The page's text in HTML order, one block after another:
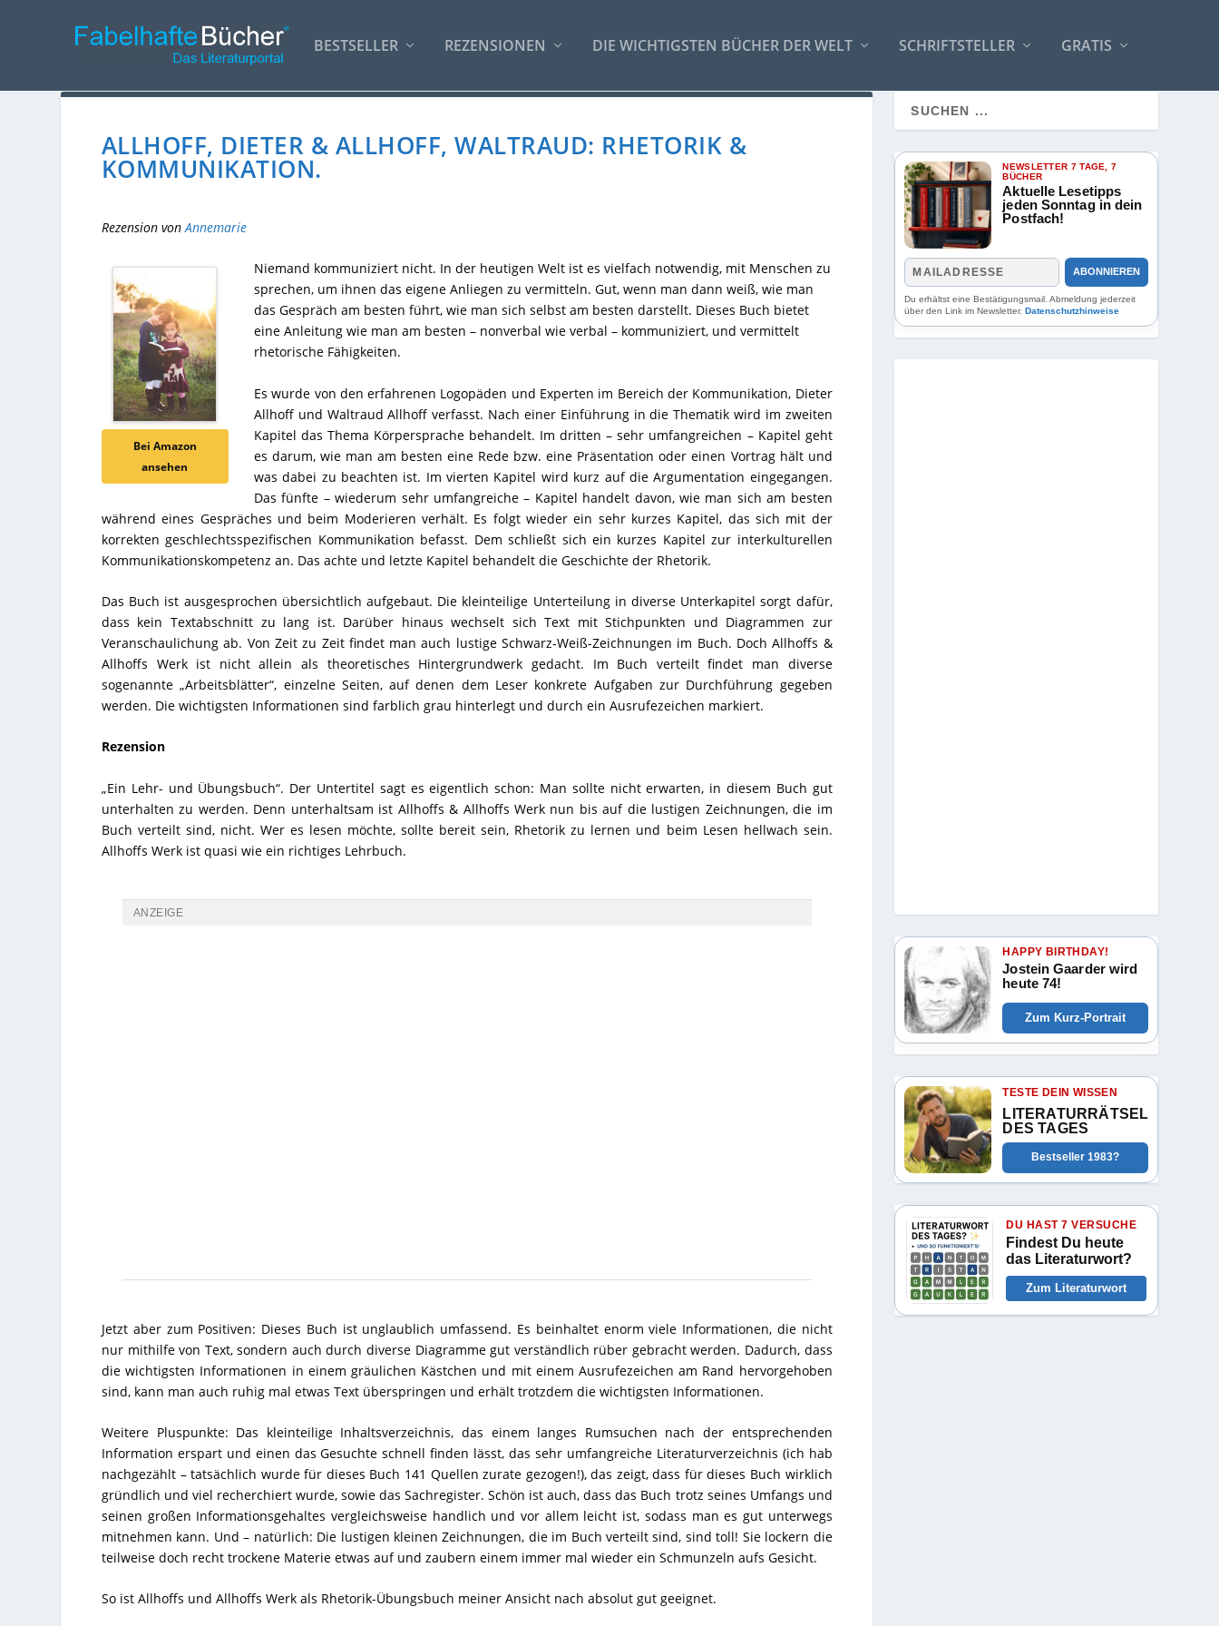
BESTSELLER REZENSIONEN DIE WICHTIGSTEN BÜCHER DER WELT SCHRIFTSTELLER GRATIS
ALLHOFF, DIETER & ALLHOFF, WALTRAUD: RHETORIK &
KOMMUNIKATION.
Rezension von Annemarie
Bei Amazon
ansehen
Niemand kommuniziert nicht. In der heutigen Welt ist es vielfach notwendig, mit Menschen zu
sprechen, um ihnen das eigene Anliegen zu vermitteln. Gut, wenn man dann weiß, wie man
das Gespräch am besten führt, wie man sich selbst am besten darstellt. Dieses Buch bietet
eine Anleitung wie man am besten – nonverbal wie verbal – kommuniziert, und vermittelt
rhetorische Fähigkeiten.
Es wurde von den erfahrenen Logopäden und Experten im Bereich der Kommunikation, Dieter
Allhoff und Waltraud Allhoff verfasst. Nach einer Einführung in die Thematik wird im zweiten
Kapitel das Thema Körpersprache behandelt. Im dritten – sehr umfangreichen – Kapitel geht
es darum, wie man am besten eine Rede bzw. eine Präsentation oder einen Vortrag hält und
was dabei zu beachten ist. Im vierten Kapitel wird kurz auf die Argumentation eingegangen.
Das fünfte – wiederum sehr umfangreiche – Kapitel handelt davon, wie man sich am besten
während eines Gespräches und beim Moderieren verhält. Es folgt wieder ein sehr kurzes Kapitel, das sich mit der
korrekten geschlechtsspezifischen Kommunikation befasst. Dem schließt sich ein kurzes Kapitel zur interkulturellen
Kommunikationskompetenz an. Das achte und letzte Kapitel behandelt die Geschichte der Rhetorik.
Das Buch ist ausgesprochen übersichtlich aufgebaut. Die kleinteilige Unterteilung in diverse Unterkapitel sorgt dafür,
dass kein Textabschnitt zu lang ist. Darüber hinaus wechselt sich Text mit Stichpunkten und Diagrammen zur
Veranschaulichung ab. Von Zeit zu Zeit findet man auch lustige Schwarz-Weiß-Zeichnungen im Buch. Doch Allhoffs &
Allhoffs Werk ist nicht allein als theoretisches Hintergrundwerk gedacht. Im Buch verteilt findet man diverse
sogenannte „Arbeitsblätter“, einzelne Seiten, auf denen dem Leser konkrete Aufgaben zur Durchführung gegeben
werden. Die wichtigsten Informationen sind farblich grau hinterlegt und durch ein Ausrufezeichen markiert.
Rezension
„Ein Lehr- und Übungsbuch“. Der Untertitel sagt es eigentlich schon: Man sollte nicht erwarten, in diesem Buch gut
unterhalten zu werden. Denn unterhaltsam ist Allhoffs & Allhoffs Werk nun bis auf die lustigen Zeichnungen, die im
Buch verteilt sind, nicht. Wer es lesen möchte, sollte bereit sein, Rhetorik zu lernen und beim Lesen hellwach sein.
Allhoffs Werk ist quasi wie ein richtiges Lehrbuch.
ANZEIGE
Jetzt aber zum Positiven: Dieses Buch ist unglaublich umfassend. Es beinhaltet enorm viele Informationen, die nicht
nur mithilfe von Text, sondern auch durch diverse Diagramme gut verständlich rüber gebracht werden. Dadurch, dass
die wichtigsten Informationen in einem gräulichen Kästchen und mit einem Ausrufezeichen am Rand hervorgehoben
sind, kann man auch ruhig mal etwas Text überspringen und erhält trotzdem die wichtigsten Informationen.
Weitere Pluspunkte: Das kleinteilige Inhaltsverzeichnis, das einem langes Rumsuchen nach der entsprechenden
Information erspart und einen das Gesuchte schnell finden lässt, das sehr umfangreiche Literaturverzeichnis (ich hab
nachgezählt – tatsächlich wurde für dieses Buch 141 Quellen zurate gezogen!), das zeigt, dass für dieses Buch wirklich
gründlich und viel recherchiert wurde, sowie das Sachregister. Schön ist auch, dass das Buch trotz seines Umfangs und
seinen großen Informationsgehaltes vergleichsweise handlich und vor allem leicht ist, sodass man es gut unterwegs
mitnehmen kann. Und – natürlich: Die lustigen kleinen Zeichnungen, die im Buch verteilt sind, sind toll! Sie lockern die
teilweise doch recht trockene Materie etwas auf und zaubern einem immer mal wieder ein Schmunzeln aufs Gesicht.
So ist Allhoffs und Allhoffs Werk als Rhetorik-Übungsbuch meiner Ansicht nach absolut gut geeignet.
NEWSLETTER 7 TAGE, 7
BÜCHER
Aktuelle Lesetipps
jeden Sonntag in dein
Postfach!
ABONNIEREN
Du erhältst eine Bestätigungsmail. Abmeldung jederzeit
über den Link im Newsletter.Datenschutzhinweise
HAPPY BIRTHDAY!
Jostein Gaarder wird
heute 74!
Zum Kurz-Portrait
TESTE DEIN WISSEN
LITERATURRÄTSEL
DES TAGES
Bestseller 1983?
DU HAST 7 VERSUCHE
Findest Du heute
das Literaturwort?
Zum Literaturwort